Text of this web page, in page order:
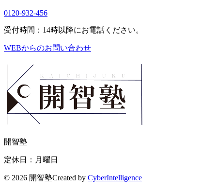
0120-932-456
受付時間：14時以降にお電話ください。
WEBからのお問い合わせ
開智塾
定休日：月曜日
© 2026 開智塾Created by CyberIntelligence